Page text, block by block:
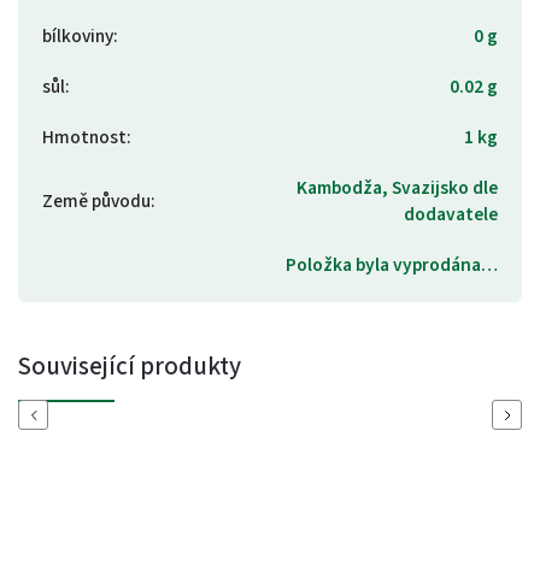
bílkoviny:
0 g
sůl:
0.02 g
Hmotnost: 1 kg
Země původu:
Kambodža, Svazijsko dle
dodavatele
Položka byla vyprodána…
Související produkty
Previous Next